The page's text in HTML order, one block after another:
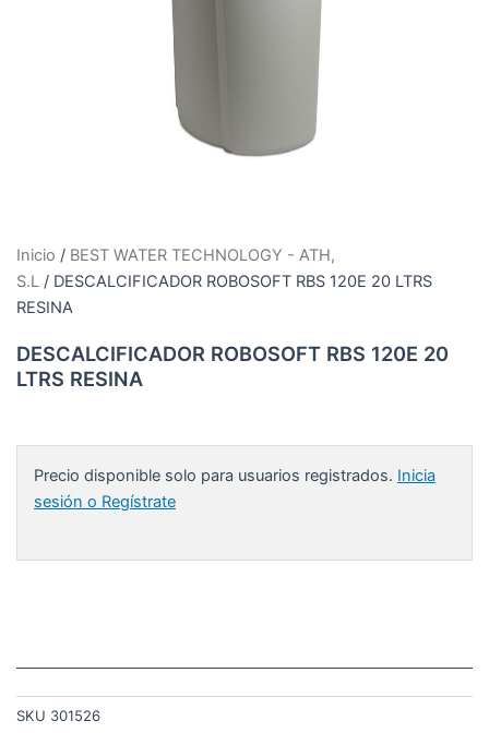
Inicio / BEST WATER TECHNOLOGY - ATH,
S.L / DESCALCIFICADOR ROBOSOFT RBS 120E 20 LTRS
RESINA
DESCALCIFICADOR ROBOSOFT RBS 120E 20
LTRS RESINA
Precio disponible solo para usuarios registrados. Inicia
sesión o Regístrate
SKU 301526